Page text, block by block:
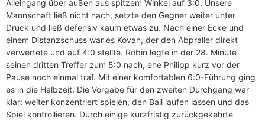
Alleingang über außen aus spitzem Winkel auf 3:0. Unsere
Mannschaft ließ nicht nach, setzte den Gegner weiter unter
Druck und ließ defensiv kaum etwas zu. Nach einer Ecke und
einem Distanzschuss war es Kovan, der den Abpraller direkt
verwertete und auf 4:0 stellte. Robin legte in der 28. Minute
seinen dritten Treffer zum 5:0 nach, ehe Philipp kurz vor der
Pause noch einmal traf. Mit einer komfortablen 6:0-Führung ging
es in die Halbzeit. Die Vorgabe für den zweiten Durchgang war
klar: weiter konzentriert spielen, den Ball laufen lassen und das
Spiel kontrollieren. Durch einige kurzfristig zurückgekehrte